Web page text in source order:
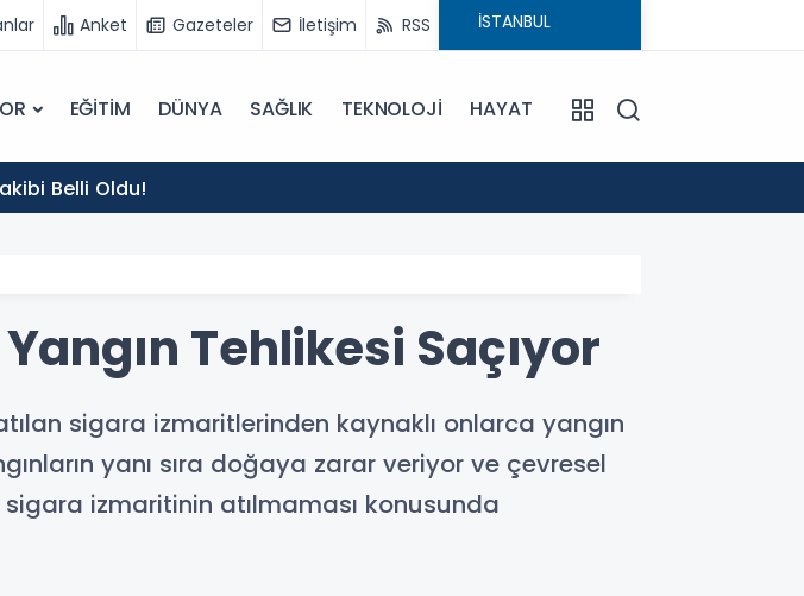
Anket Gazeteler İletişim RSS
EĞİTİM DÜNYA SAĞLIK TEKNOLOJİ HAYAT
Belli Oldu!
Tehlikesi Saçıyor
sigara izmaritlerinden kaynaklı onlarca yangın
yanı sıra doğaya zarar veriyor ve çevresel
izmaritinin atılmaması konusunda